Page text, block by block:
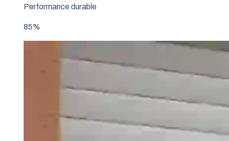
Performance durable
85%